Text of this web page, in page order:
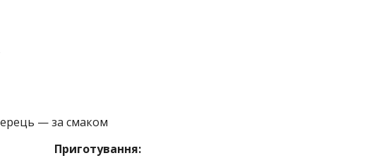
— за смаком
Приготування: